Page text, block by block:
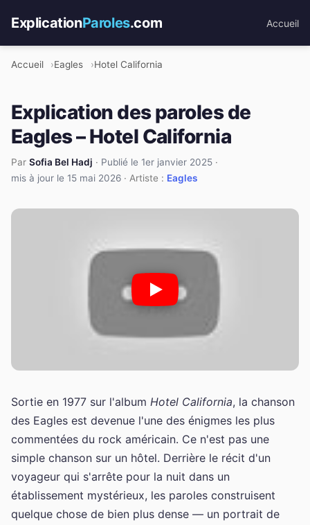
ExplicationParoles.com Accueil
Accueil Eagles Hotel California
Explication des paroles de
Eagles – Hotel California
Par Sofia Bel Hadj · Publié le 1er janvier 2025 ·
mis à jour le 15 mai 2026 · Artiste : Eagles
Sortie en 1977 sur l'album Hotel California, la chanson
des Eagles est devenue l'une des énigmes les plus
commentées du rock américain. Ce n'est pas une
simple chanson sur un hôtel. Derrière le récit d'un
voyageur qui s'arrête pour la nuit dans un
établissement mystérieux, les paroles construisent
quelque chose de bien plus dense — un portrait de